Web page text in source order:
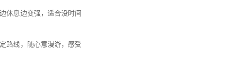
休息边变强，适合没时间
路线，随心意漫游，感受